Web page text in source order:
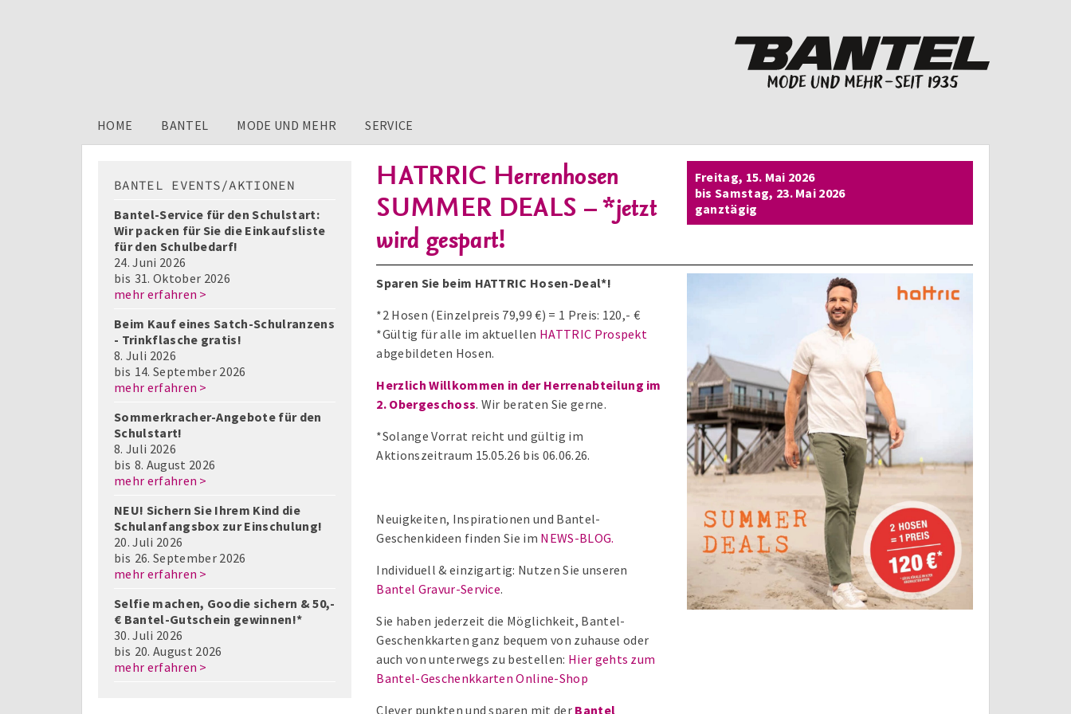
HOME BANTEL MODE UND MEHR SERVICE
HATRRIC Herrenhosen
SUMMER DEALS – *jetzt
wird gespart!
Freitag, 15. Mai 2026
bis Samstag, 23. Mai 2026
ganztägig
Sparen Sie beim HATTRIC Hosen-Deal*!
*2 Hosen (Einzelpreis 79,99 €) = 1 Preis: 120,- €
*Gültig für alle im aktuellen HATTRIC Prospekt
abgebildeten Hosen.
Herzlich Willkommen in der Herrenabteilung im
2. Obergeschoss. Wir beraten Sie gerne.
*Solange Vorrat reicht und gültig im
Aktionszeitraum 15.05.26 bis 06.06.26.
Neuigkeiten, Inspirationen und Bantel-
Geschenkideen finden Sie im NEWS-BLOG.
Individuell & einzigartig: Nutzen Sie unseren
Bantel Gravur-Service.
Sie haben jederzeit die Möglichkeit, Bantel-
Geschenkkarten ganz bequem von zuhause oder
auch von unterwegs zu bestellen: Hier gehts zum
Bantel-Geschenkkarten Online-Shop
Clever punkten und sparen mit der Bantel
BANTEL EVENTS/AKTIONEN
Bantel-Service für den Schulstart:
Wir packen für Sie die Einkaufsliste
für den Schulbedarf!
24. Juni 2026
bis 31. Oktober 2026
mehr erfahren >
Beim Kauf eines Satch-Schulranzens
- Trinkflasche gratis!
8. Juli 2026
bis 14. September 2026
mehr erfahren >
Sommerkracher-Angebote für den
Schulstart!
8. Juli 2026
bis 8. August 2026
mehr erfahren >
NEU! Sichern Sie Ihrem Kind die
Schulanfangsbox zur Einschulung!
20. Juli 2026
bis 26. September 2026
mehr erfahren >
Selfie machen, Goodie sichern & 50,-
€ Bantel-Gutschein gewinnen!*
30. Juli 2026
bis 20. August 2026
mehr erfahren >